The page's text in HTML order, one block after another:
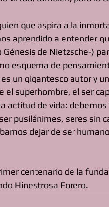
que aspira a la
aprendido a entender
de Nietzsche-)
esquema de
un gigantesco autor y un
el superhombre, el ser
actitud de vida:
pusilánimes, seres sin
dejar de ser
centenario de la
Hinestrosa Forero.